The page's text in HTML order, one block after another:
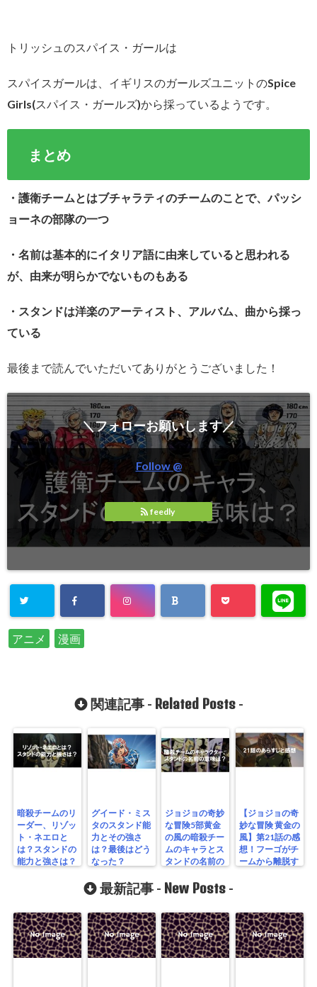
トリッシュのスパイス・ガールは
スパイスガールは、イギリスのガールズユニットのSpice
Girls(スパイス・ガールズ)から採っているようです。
まとめ
・護衛チームとはブチャラティのチームのことで、パッシ
ョーネの部隊の一つ
・名前は基本的にイタリア語に由来していると思われる
が、由来が明らかでないものもある
・スタンドは洋楽のアーティスト、アルバム、曲から採っ
ている
最後まで読んでいただいてありがとうございました！
＼フォローお願いします／
Follow @
feedly
アニメ 漫画
関連記事 - Related Posts-
暗殺チームのリ
ーダー、リゾッ
ト・ネエロと
は？スタンドの
能力と強さは？
グイード・ミス
タのスタンド能
力とその強さ
は？最後はどう
なった？
ジョジョの奇妙
な冒険5部黄金
の風の暗殺チー
ムのキャラとス
タンドの名前の
【ジョジョの奇
妙な冒険 黄金の
風】第21話の感
想！フーゴがチ
ームから離脱す
最新記事 - New Posts -